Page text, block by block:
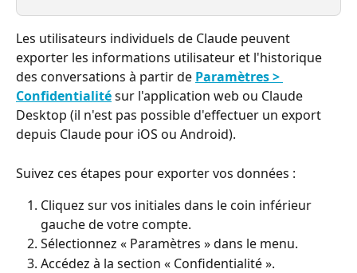
Les utilisateurs individuels de Claude peuvent
exporter les informations utilisateur et l'historique
des conversations à partir de Paramètres >
Confidentialité sur l'application web ou Claude
Desktop (il n'est pas possible d'effectuer un export
depuis Claude pour iOS ou Android).
Suivez ces étapes pour exporter vos données :
Cliquez sur vos initiales dans le coin inférieur
gauche de votre compte.
Sélectionnez « Paramètres » dans le menu.
Accédez à la section « Confidentialité ».